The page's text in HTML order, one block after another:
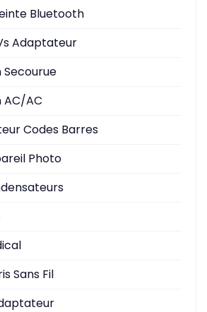
Bluetooth
Adaptateur
AC
Codes Barres
Photo
Sans Fil